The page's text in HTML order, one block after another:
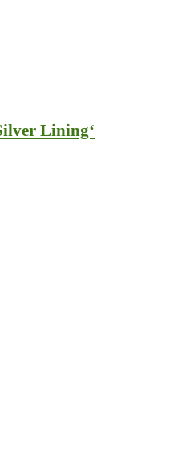
Lining‘